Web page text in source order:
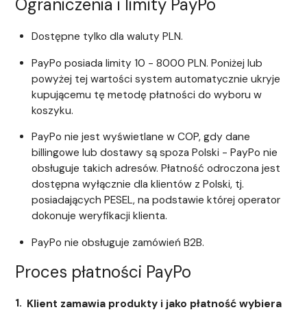
Ograniczenia i limity PayPo
Dostępne tylko dla waluty PLN.
PayPo posiada limity 10 - 8000 PLN. Poniżej lub
powyżej tej wartości system automatycznie ukryje
kupującemu tę metodę płatności do wyboru w
koszyku.
PayPo nie jest wyświetlane w COP, gdy dane
billingowe lub dostawy są spoza Polski - PayPo nie
obsługuje takich adresów. Płatność odroczona jest
dostępna wyłącznie dla klientów z Polski, tj.
posiadających PESEL, na podstawie której operator
dokonuje weryfikacji klienta.
PayPo nie obsługuje zamówień B2B.
Proces płatności PayPo
Klient zamawia produkty i jako płatność wybiera